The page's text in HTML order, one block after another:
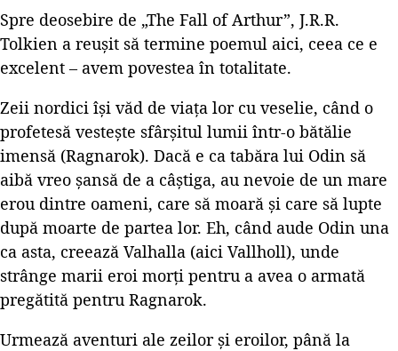
Spre deosebire de „The Fall of Arthur”, J.R.R.
Tolkien a reușit să termine poemul aici, ceea ce e
excelent – avem povestea în totalitate.
Zeii nordici își văd de viața lor cu veselie, când o
profetesă vestește sfârșitul lumii într-o bătălie
imensă (Ragnarok). Dacă e ca tabăra lui Odin să
aibă vreo șansă de a câștiga, au nevoie de un mare
erou dintre oameni, care să moară și care să lupte
după moarte de partea lor. Eh, când aude Odin una
ca asta, creează Valhalla (aici Vallholl), unde
strânge marii eroi morți pentru a avea o armată
pregătită pentru Ragnarok.
Urmează aventuri ale zeilor și eroilor, până la